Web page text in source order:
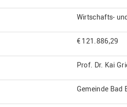
Wirtschafts-
€ 121.886,29
Prof. Dr. Kai
Gemeinde Bad